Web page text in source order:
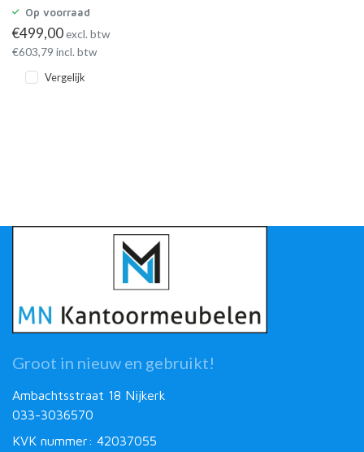
Op voorraad
€499,00excl. btw
€603,79 incl. btw
Vergelijk
Groot in nieuw en gebruikt!
Ambachtsstraat 18 Nijkerk
033-3036570
KVK nummer: 42037055